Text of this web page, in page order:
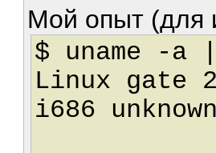
Мой опыт (для
$ uname -
Linux gate
i686 unknown